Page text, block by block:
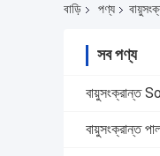
বাড়ি পণ্য
সব পণ্য
বায়ুসংক্রান্ত
বায়ুসংক্রান্ত